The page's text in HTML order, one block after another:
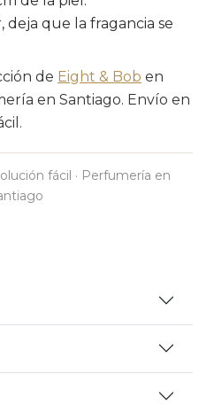
deja que la fragancia se
de Eight & Bob en
en Santiago. Envío en
fácil · Perfumería en